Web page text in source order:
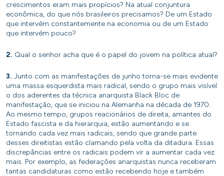
crescimentos eram mais propícios? Na atual conjuntura
econômica, do que nós brasileiros precisamos? De um Estado
que intervém constantemente na economia ou de um Estado
que intervém pouco?
2. Qual o senhor acha que é o papel do jovem na política atual?
3. Junto com as manifestações de junho torna-se mais evidente
uma massa esquerdista mais radical, sendo o grupo mais visível
o dos aderentes da técnica anarquista Black Bloc de
manifestação, que se iniciou na Alemanha na década de 1970.
Ao mesmo tempo, grupos reacionários de direita, amantes do
Estado fascista e da hierarquia, estão aumentando e se
tornando cada vez mais radicais, sendo que grande parte
desses direitistas estão clamando pela volta da ditadura. Essas
discrepâncias entre os radicais podem vir a aumentar cada vez
mais. Por exemplo, as federações anarquistas nunca receberam
tantas candidaturas como estão recebendo hoje e também